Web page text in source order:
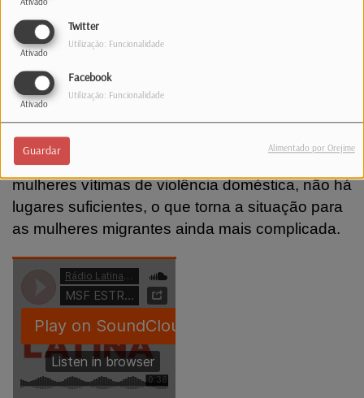
Twitter
Ativado
Utilização: Funcionalidade
Facebook
Ativado
Utilização: Funcionalidade
Guardar Alimentado por Orejime
Stephanie Gardini diz que embora o
Luxemburgo tenha estruturas para acolher
mulheres vítimas de violência doméstica, não há
lugares suficientes, o que torna a situação para
as mulheres migrantes ainda mais complicada.